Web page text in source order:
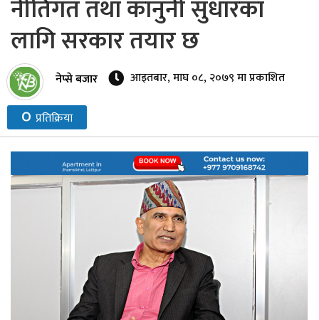
हाइड्रो
पावर
नेप्से
प्रमुख
समाचार
बजार
नीतिगत तथा कानुनी सुधारका
लागि सरकार तयार छ
नेप्से बजार आइतबार, माघ ०८, २०७९ मा प्रकाशित
० प्रतिक्रिया